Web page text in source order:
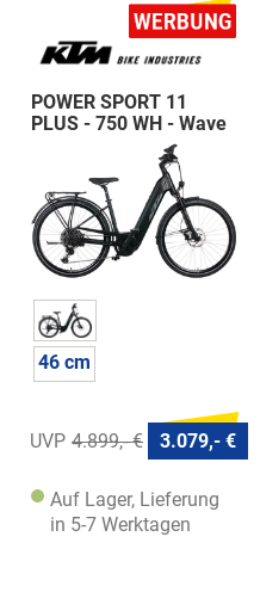
POWER SPORT 11
PLUS - 750 WH - Wave
46 cm
4.899,- € 3.079,- €
Auf Lager, Lieferung
in 5-7 Werktagen